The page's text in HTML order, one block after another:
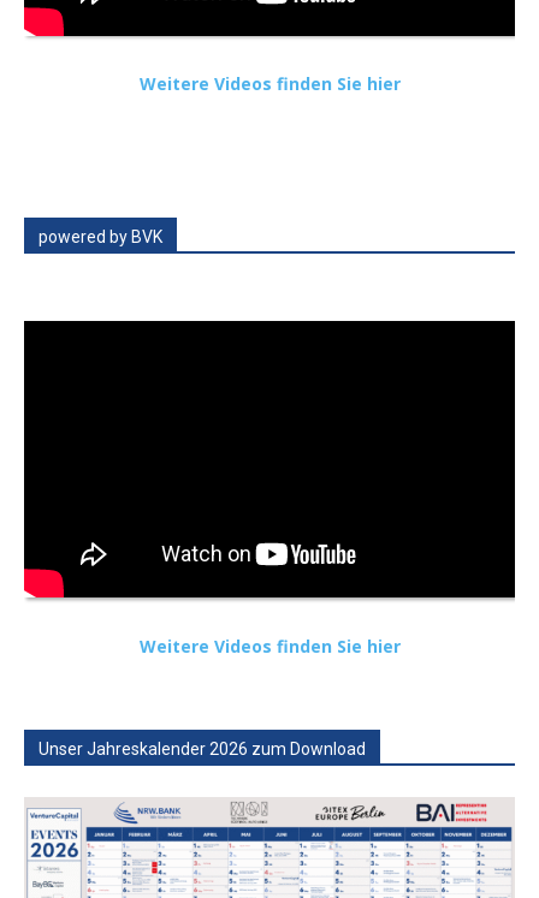
Weitere Videos finden Sie hier
powered by BVK
Weitere Videos finden Sie hier
Unser Jahreskalender 2026 zum Download